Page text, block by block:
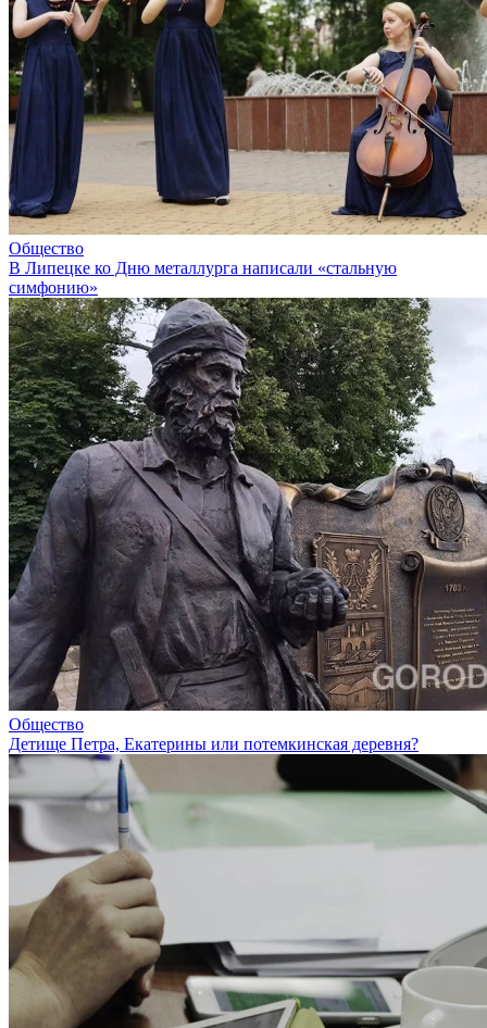
Общество
В Липецке ко Дню металлурга написали «стальную
симфонию»
Общество
Детище Петра, Екатерины или потемкинская деревня?